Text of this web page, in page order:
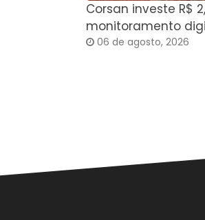
Corsan investe R$
monitoramento
06 de agosto, 2026